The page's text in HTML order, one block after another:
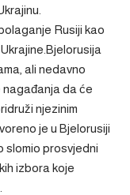
Rusiji kao
ali nedavno
da će
njezinim
je u Bjelorusiji
slomio prosvjedni
izbora koje